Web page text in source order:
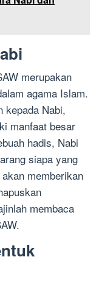
merupakan
agama Islam.
kepada Nabi,
manfaat besar
hadis, Nabi
siapa yang
memberikan
membaca